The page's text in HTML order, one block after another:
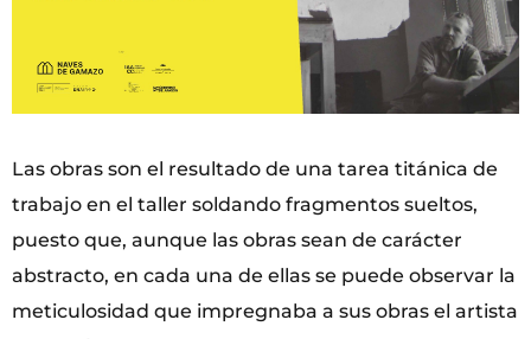
Las obras son el resultado de una tarea titánica de
trabajo en el taller soldando fragmentos sueltos,
puesto que, aunque las obras sean de carácter
abstracto, en cada una de ellas se puede observar la
meticulosidad que impregnaba a sus obras el artista